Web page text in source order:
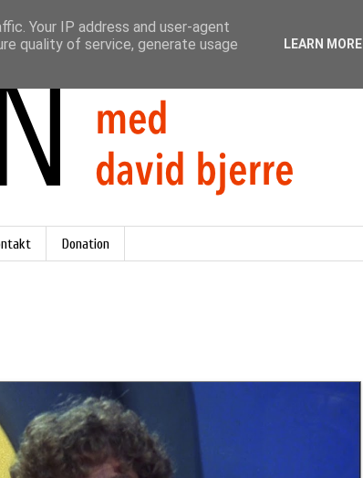
Donation
Your IP address and user-agent
quality of service, generate usage
LEARN MORE